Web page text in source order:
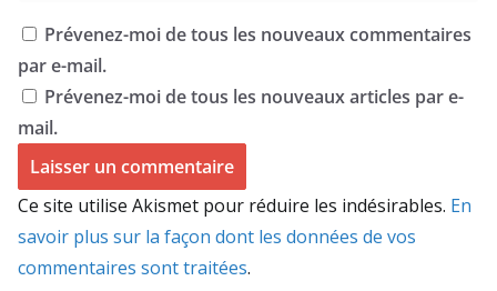
Prévenez-moi de tous les nouveaux commentaires
par e-mail.
Prévenez-moi de tous les nouveaux articles par e-
mail.
Ce site utilise Akismet pour réduire les indésirables. En
savoir plus sur la façon dont les données de vos
commentaires sont traitées.